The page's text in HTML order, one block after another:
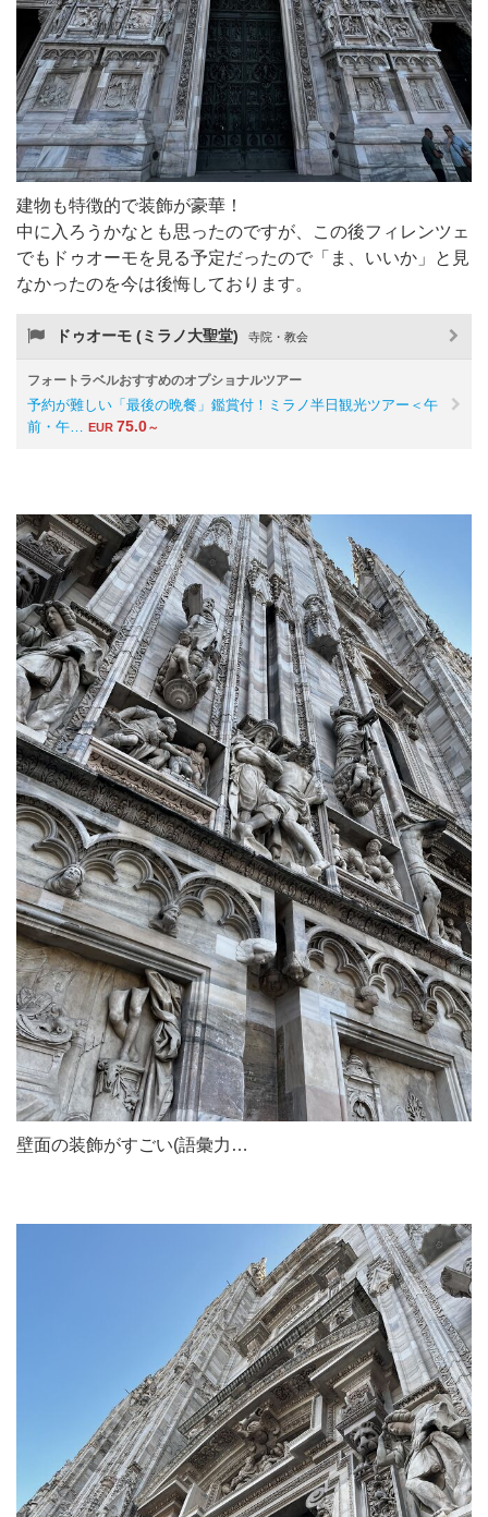
建物も特徴的で装飾が豪華！
中に入ろうかなとも思ったのですが、この後フィレンツェ
でもドゥオーモを見る予定だったので「ま、いいか」と見
なかったのを今は後悔しております。
ドゥオーモ (ミラノ大聖堂) 寺院・教会
フォートラベルおすすめのオプショナルツアー
予約が難しい「最後の晩餐」鑑賞付！ミラノ半日観光ツアー＜午
前・午…
EUR 75.0～
壁面の装飾がすごい(語彙力…